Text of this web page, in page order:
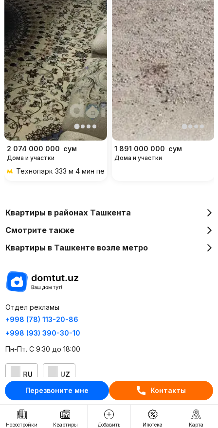
Перезвоните мне Контакты
2 074 000 000 сум
Дома и участки
Технопарк 333 м 4 мин пешком
1 891 000 000 сум
Дома и участки
Новостройки Квартиры Добавить Ипотека Карта
Квартиры в районах Ташкента
Смотрите также
Квартиры в Ташкенте возле метро
Отдел рекламы
+998 (78) 113-20-86
+998 (93) 390-30-10
Пн-Пт. С 9:30 до 18:00
RU UZ
Контакты
О проекте